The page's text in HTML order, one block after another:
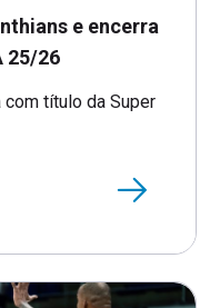
e encerra
25/26
título da Super